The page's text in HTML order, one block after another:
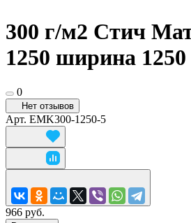
300 г/м2 Стич
1250 ширина
0
Нет отзывов
Арт. EMK300-1250-5
966 руб.